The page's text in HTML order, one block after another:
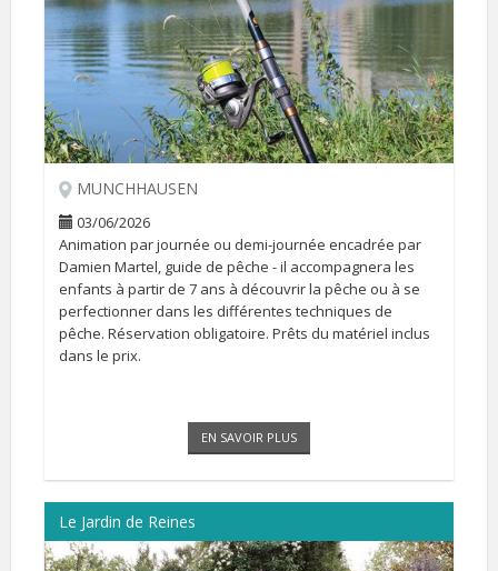
MUNCHHAUSEN
03/06/2026
Animation par journée ou demi-journée encadrée par
Damien Martel, guide de pêche - il accompagnera les
enfants à partir de 7 ans à découvrir la pêche ou à se
perfectionner dans les différentes techniques de
pêche. Réservation obligatoire. Prêts du matériel inclus
dans le prix.
EN SAVOIR PLUS
Le Jardin de Reines